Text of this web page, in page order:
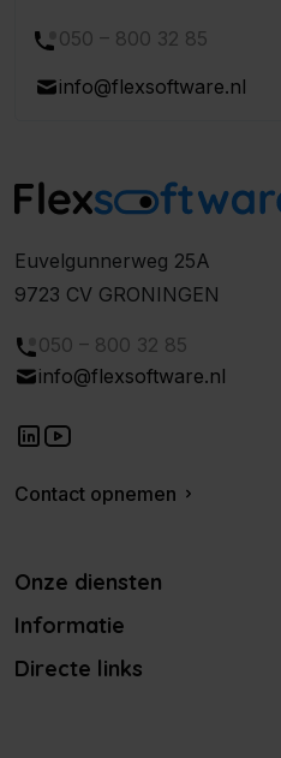
050 – 800 32 85
info@flexsoftware.nl
Euvelgunnerweg 25A
9723 CV GRONINGEN
050 – 800 32 85
info@flexsoftware.nl
Contact opnemen
Onze diensten
Informatie
Directe links